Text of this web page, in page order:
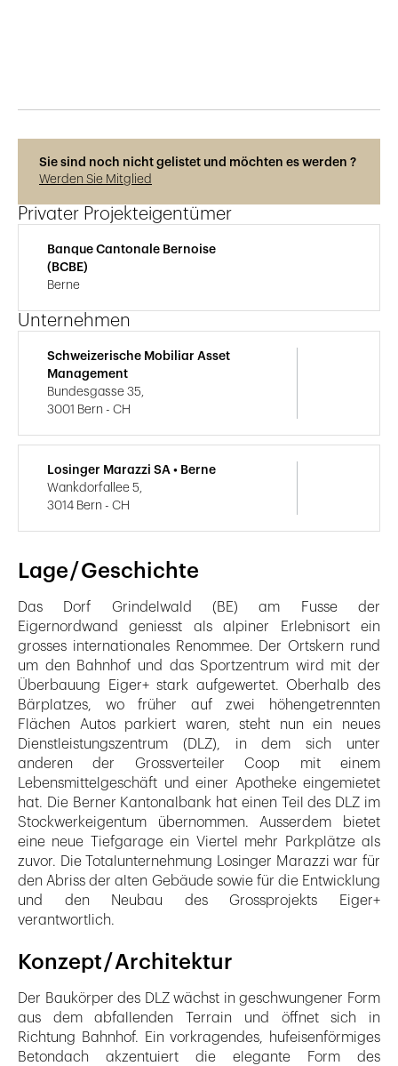
Lage / Geschichte
Das Dorf Grindelwald (BE) am Fusse der
Eigernordwand geniesst als alpiner Erlebnisort ein
grosses internationales Renommee. Der Ortskern rund
um den Bahnhof und das Sportzentrum wird mit der
Überbauung Eiger+ stark aufgewertet. Oberhalb des
Bärplatzes, wo früher auf zwei höhengetrennten
Flächen Autos parkiert waren, steht nun ein neues
Dienstleistungszentrum (DLZ), in dem sich unter
anderen der Grossverteiler Coop mit einem
Lebensmittelgeschäft und einer Apotheke eingemietet
hat. Die Berner Kantonalbank hat einen Teil des DLZ im
Stockwerkeigentum übernommen. Ausserdem bietet
eine neue Tiefgarage ein Viertel mehr Parkplätze als
zuvor. Die Totalunternehmung Losinger Marazzi war für
den Abriss der alten Gebäude sowie für die Entwicklung
und den Neubau des Grossprojekts Eiger+
verantwortlich.
Konzept / Architektur
Der Baukörper des DLZ wächst in geschwungener Form
aus dem abfallenden Terrain und öffnet sich in
Richtung Bahnhof. Ein vor­kragendes, hufeisenförmiges
Betondach akzentuiert die elegante Form des
Sie sind noch nicht gelistet und möchten es werden ?
Werden Sie Mitglied
Privater Projekteigentümer
Banque Cantonale Bernoise
(BCBE)
Berne
Unternehmen
Schweizerische Mobiliar Asset
Management
Bundesgasse 35,
3001 Bern - CH
Losinger Marazzi SA • Berne
Wankdorfallee 5,
3014 Bern - CH